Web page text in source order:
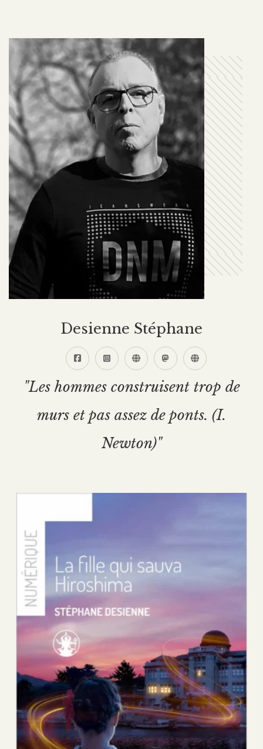
Desienne Stéphane
"Les hommes construisent trop de
murs et pas assez de ponts. (I.
Newton)"